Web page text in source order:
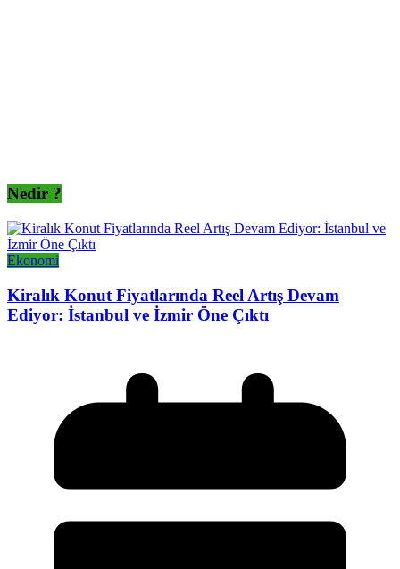
Nedir ?
Ekonomi
Kiralık Konut Fiyatlarında Reel Artış Devam
Ediyor: İstanbul ve İzmir Öne Çıktı